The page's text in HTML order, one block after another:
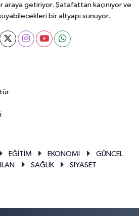
araya getiriyor. Şatafattan kaçınıyor ve
bir altyapı sunuyor.
EĞİTİM EKONOMİ
GÜNCEL
SAĞLIK
SİYASET